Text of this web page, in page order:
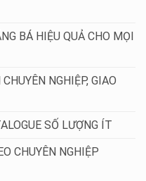
BÁ HIỆU QUẢ CHO MỌI
NGHIỆP, GIAO
SỐ LƯỢNG ÍT
CHUYÊN NGHIỆP